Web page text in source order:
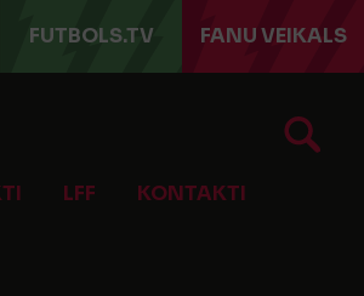
FUTBOLS.TV FANU VEIKALS
LFF KONTAKTI